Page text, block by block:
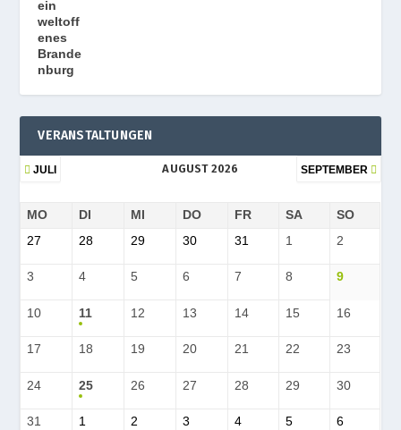
VERANSTALTUNGEN
JULI AUGUST 2026 SEPTEMBER
MO DI MI DO FR SA
SO
27
28 29 30 31 1 2
3 4 5 6 7 8 9
10 11 12 13 14 15 16
17 18 19 20 21 22 23
24 25 26 27 28 29 30
31 1 2 3 4 5 6